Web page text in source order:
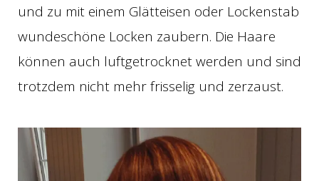
und zu mit einem Glätteisen oder Lockenstab
wundeschöne Locken zaubern. Die Haare
können auch luftgetrocknet werden und sind
trotzdem nicht mehr frisselig und zerzaust.